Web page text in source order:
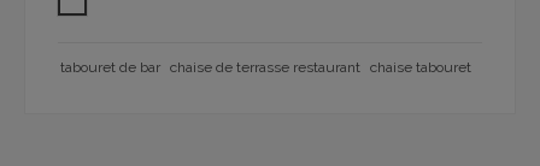
tabouret de bar chaise de terrasse restaurant chaise tabouret